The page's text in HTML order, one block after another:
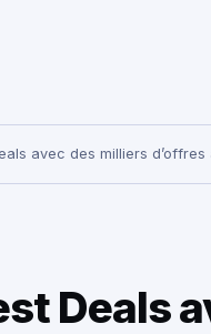
avec des milliers d’offres
Deals